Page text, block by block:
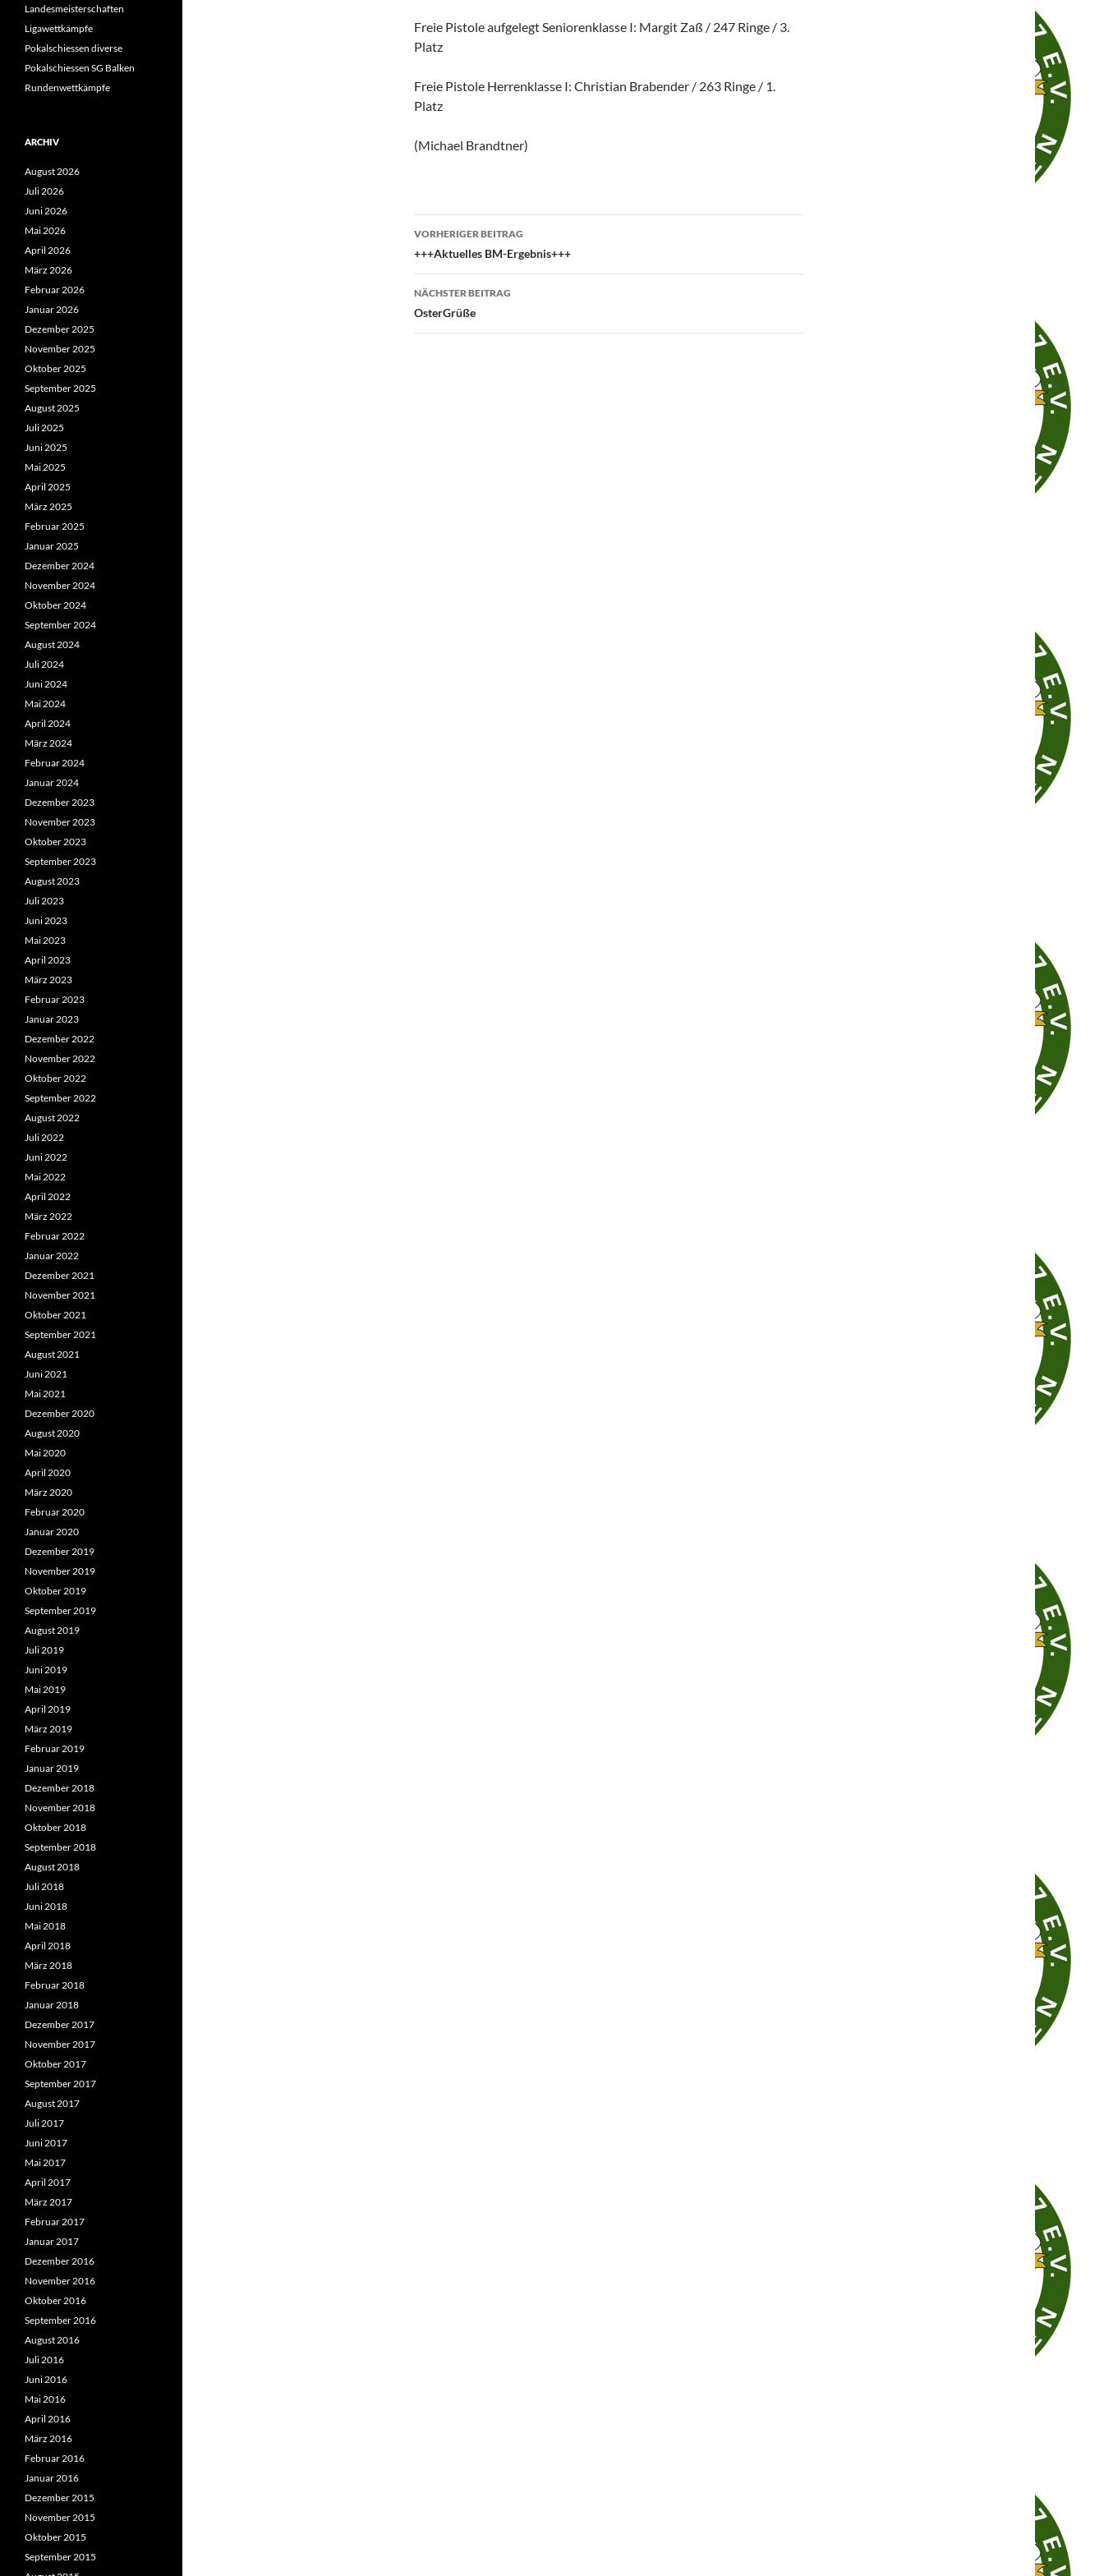
Freie Pistole aufgelegt Seniorenklasse I: Margit Zaß / 247 Ringe / 3.
Platz
Freie Pistole Herrenklasse I: Christian Brabender / 263 Ringe / 1.
Platz
(Michael Brandtner)
Beitragsnavigation
VORHERIGER BEITRAG
+++Aktuelles BM-Ergebnis+++
NÄCHSTER BEITRAG
OsterGrüße
Landesmeisterschaften
Ligawettkämpfe
Pokalschiessen diverse
Pokalschiessen SG Balken
Rundenwettkämpfe
ARCHIV
August 2026
Juli 2026
Juni 2026
Mai 2026
April 2026
März 2026
Februar 2026
Januar 2026
Dezember 2025
November 2025
Oktober 2025
September 2025
August 2025
Juli 2025
Juni 2025
Mai 2025
April 2025
März 2025
Februar 2025
Januar 2025
Dezember 2024
November 2024
Oktober 2024
September 2024
August 2024
Juli 2024
Juni 2024
Mai 2024
April 2024
März 2024
Februar 2024
Januar 2024
Dezember 2023
November 2023
Oktober 2023
September 2023
August 2023
Juli 2023
Juni 2023
Mai 2023
April 2023
März 2023
Februar 2023
Januar 2023
Dezember 2022
November 2022
Oktober 2022
September 2022
August 2022
Juli 2022
Juni 2022
Mai 2022
April 2022
März 2022
Februar 2022
Januar 2022
Dezember 2021
November 2021
Oktober 2021
September 2021
August 2021
Juni 2021
Mai 2021
Dezember 2020
August 2020
Mai 2020
April 2020
März 2020
Februar 2020
Januar 2020
Dezember 2019
November 2019
Oktober 2019
September 2019
August 2019
Juli 2019
Juni 2019
Mai 2019
April 2019
März 2019
Februar 2019
Januar 2019
Dezember 2018
November 2018
Oktober 2018
September 2018
August 2018
Juli 2018
Juni 2018
Mai 2018
April 2018
März 2018
Februar 2018
Januar 2018
Dezember 2017
November 2017
Oktober 2017
September 2017
August 2017
Juli 2017
Juni 2017
Mai 2017
April 2017
März 2017
Februar 2017
Januar 2017
Dezember 2016
November 2016
Oktober 2016
September 2016
August 2016
Juli 2016
Juni 2016
Mai 2016
April 2016
März 2016
Februar 2016
Januar 2016
Dezember 2015
November 2015
Oktober 2015
September 2015